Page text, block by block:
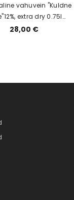
vahuvein "Kuldne
extra dry 0.75l
kinkekarbis
28,00 €